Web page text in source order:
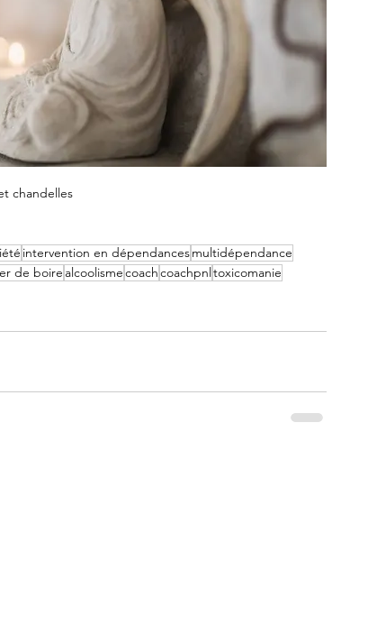
chandelles
intervention en dépendancesmultidépendance
de boire alcoolismecoachcoachpnltoxicomanie